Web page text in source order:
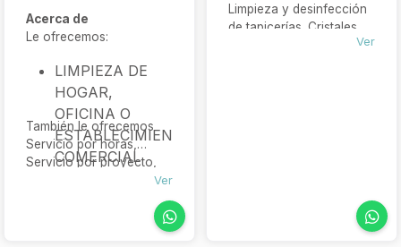
Acerca de
Le ofrecemos:
LIMPIEZA DE
HOGAR,
OFICINA O
ESTABLECIMIENTO
COMERCIAL
También le ofrecemos
Servicio por horas,
Servicio por proyecto,
Ver
Limpieza y desinfección
de tapicerías. Cristales
Ver